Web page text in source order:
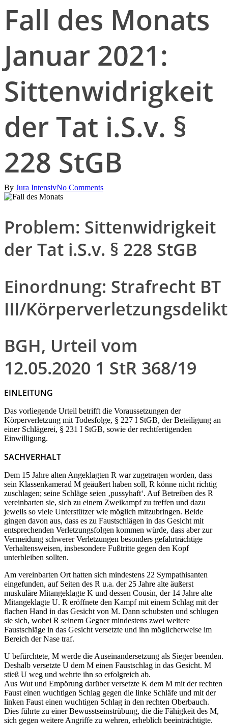
Fall des Monats
Januar 2021:
Sittenwidrigkeit
der Tat i.S.v. §
228 StGB
By Jura IntensivNo Comments
Problem: Sittenwidrigkeit
der Tat i.S.v. § 228 StGB
Einordnung: Strafrecht BT
III/
BGH, Urteil vom
12.05.2020 1 StR 368/19
EINLEITUNG
Das vorliegende Urteil betrifft die Voraussetzungen der
Körperverletzung mit Todesfolge, § 227 I StGB, der Beteiligung an
einer Schlägerei, § 231 I StGB, sowie der rechtfertigenden
Einwilligung.
SACHVERHALT
Dem 15 Jahre alten Angeklagten R war zugetragen worden, dass
sein Klassenkamerad M geäußert haben soll, R könne nicht richtig
zuschlagen; seine Schläge seien ‚pussyhaft‘. Auf Betreiben des R
vereinbarten sie, sich zu einem Zweikampf zu treffen und dazu
jeweils so viele Unterstützer wie möglich mitzubringen. Beide
gingen davon aus, dass es zu Faustschlägen in das Gesicht mit
entsprechenden Verletzungsfolgen kommen würde, dass aber zur
Vermeidung schwerer Verletzungen besonders gefahrträchtige
Verhaltensweisen, insbesondere Fußtritte gegen den Kopf
unterbleiben sollten.
Am vereinbarten Ort hatten sich mindestens 22 Sympathisanten
eingefunden, auf Seiten des R u.a. der 25 Jahre alte äußerst
muskuläre Mitangeklagte K und dessen Cousin, der 14 Jahre alte
Mitangeklagte U. R eröffnete den Kampf mit einem Schlag mit der
flachen Hand in das Gesicht von M. Dann schubsten und schlugen
sie sich, wobei R seinem Gegner mindestens zwei weitere
Faustschläge in das Gesicht versetzte und ihn möglicherweise im
Bereich der Nase traf.
U befürchtete, M werde die Auseinandersetzung als Sieger beenden.
Deshalb versetzte U dem M einen Faustschlag in das Gesicht. M
stieß U weg und wehrte ihn so erfolgreich ab.
Aus Wut und Empörung darüber versetzte K dem M mit der rechten
Faust einen wuchtigen Schlag gegen die linke Schläfe und mit der
linken Faust einen wuchtigen Schlag in den rechten Oberbauch.
Dies führte zu einer Bewusstseinstrübung, die die Fähigkeit des M,
sich gegen weitere Angriffe zu wehren, erheblich beeinträchtigte.